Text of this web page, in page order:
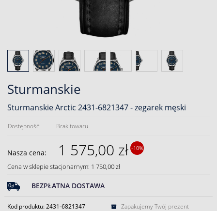
Sturmanskie
Sturmanskie Arctic 2431-6821347 - zegarek męski
Dostępność: Brak towaru
Nasza cena: 1 575,00 zł -10%
Cena w sklepie stacjonarnym: 1 750,00 zł
BEZPŁATNA DOSTAWA
Kod produktu: 2431-6821347
Zapakujemy Twój prezent